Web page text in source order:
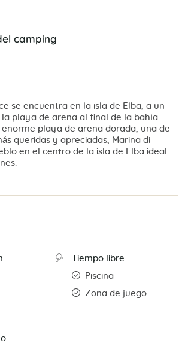
camping
se encuentra en la isla de Elba, a un
playa de arena al final de la bahía.
enorme playa de arena dorada, una de
queridas y apreciadas, Marina di
en el centro de la isla de Elba ideal
Tiempo libre
Piscina
Zona de juego